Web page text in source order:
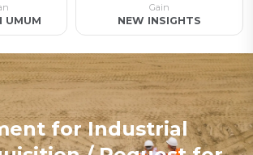
UMUM
Gain
NEW INSIGHTS
for Industrial